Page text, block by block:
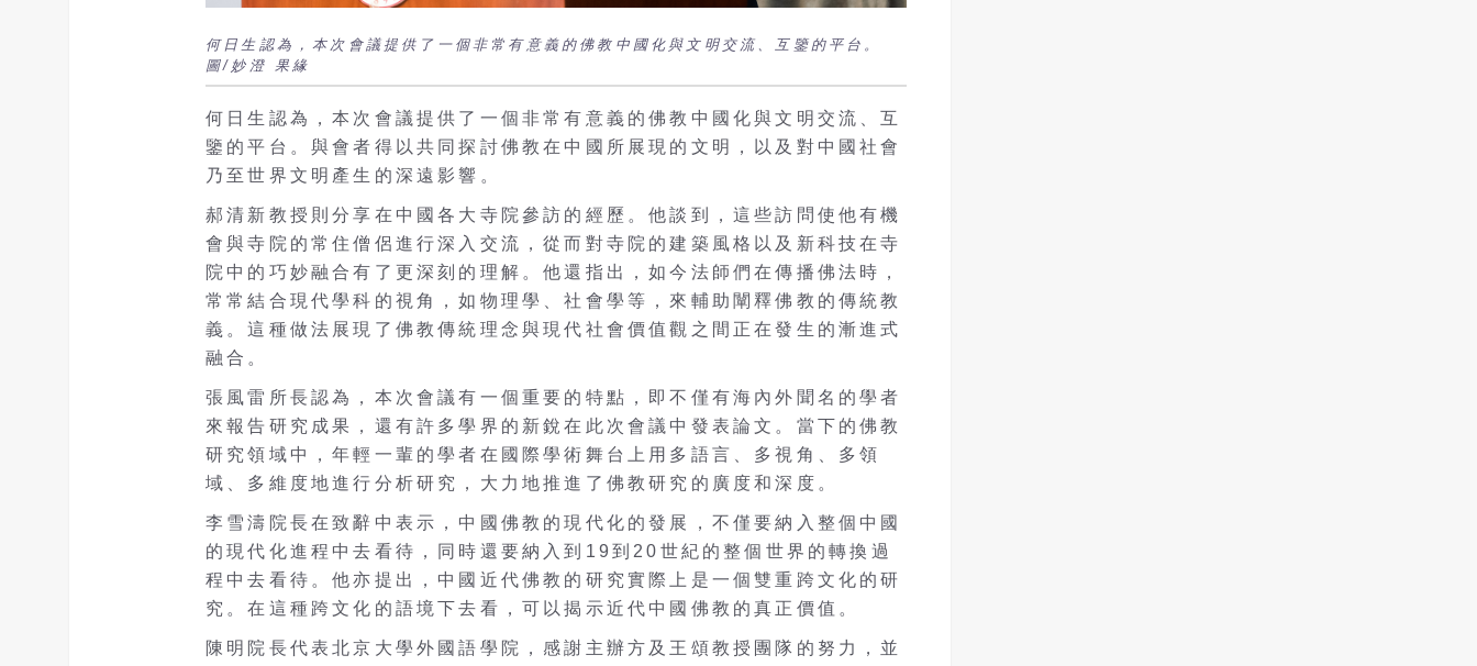
何日生認為，本次會議提供了一個非常有意義的佛教中國化與文明交流、互鑒的平台。
圖/妙澄 果緣
何日生認為，本次會議提供了一個非常有意義的佛教中國化與文明交流、互
鑒的平台。與會者得以共同探討佛教在中國所展現的文明，以及對中國社會
乃至世界文明產生的深遠影響。
郝清新教授則分享在中國各大寺院參訪的經歷。他談到，這些訪問使他有機
會與寺院的常住僧侶進行深入交流，從而對寺院的建築風格以及新科技在寺
院中的巧妙融合有了更深刻的理解。他還指出，如今法師們在傳播佛法時，
常常結合現代學科的視角，如物理學、社會學等，來輔助闡釋佛教的傳統教
義。這種做法展現了佛教傳統理念與現代社會價值觀之間正在發生的漸進式
融合。
張風雷所長認為，本次會議有一個重要的特點，即不僅有海內外聞名的學者
來報告研究成果，還有許多學界的新銳在此次會議中發表論文。當下的佛教
研究領域中，年輕一輩的學者在國際學術舞台上用多語言、多視角、多領
域、多維度地進行分析研究，大力地推進了佛教研究的廣度和深度。
李雪濤院長在致辭中表示，中國佛教的現代化的發展，不僅要納入整個中國
的現代化進程中去看待，同時還要納入到19到20世紀的整個世界的轉換過
程中去看待。他亦提出，中國近代佛教的研究實際上是一個雙重跨文化的研
究。在這種跨文化的語境下去看，可以揭示近代中國佛教的真正價值。
陳明院長代表北京大學外國語學院，感謝主辦方及王頌教授團隊的努力，並